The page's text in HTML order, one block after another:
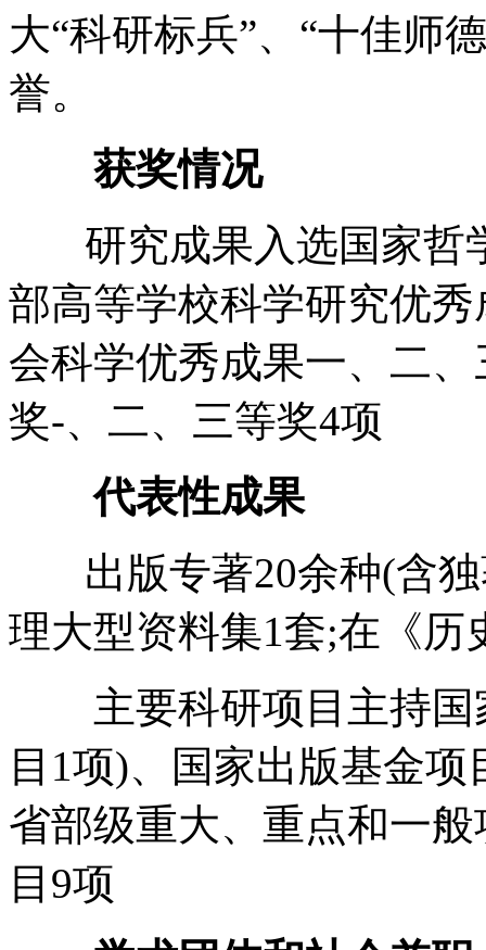
大“科研标兵”、“十佳师
誉。
获奖情况
研究成果入选国家哲
部高等学校科学研究优
会科学优秀成果一、二
奖-、二、三等奖4项
代表性成果
出版专著20余种(含独
理大型资料集1套;在《历
主要科研项目主持国
目1项)、国家出版基金
省部级重大、重点和一
目9项